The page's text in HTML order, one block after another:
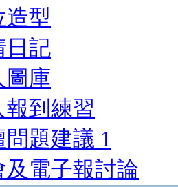
造型
日記
圖庫
報到練習
問題建議 1
及電子報討論